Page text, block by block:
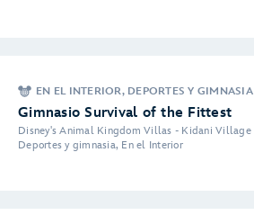
EN EL INTERIOR, DEPORTES Y GIMNASIA
Gimnasio Survival of the Fittest
Disney's Animal Kingdom Villas - Kidani Village
Deportes y gimnasia, En el Interior